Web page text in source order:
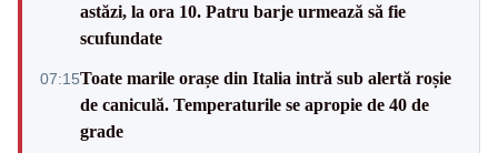
astăzi, la ora 10. Patru barje urmează să fie
scufundate
07:15Toate marile orașe din Italia intră sub alertă roșie
de caniculă. Temperaturile se apropie de 40 de
grade